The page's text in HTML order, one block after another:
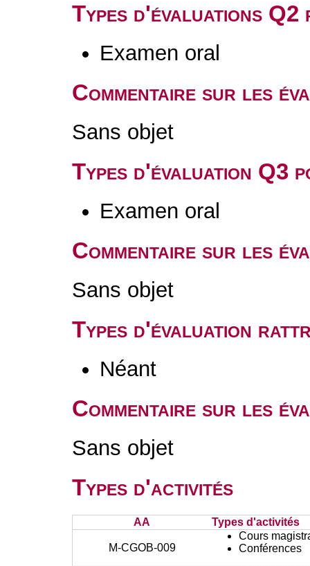
Types d'évaluations
Examen oral
Commentaire sur les
Sans objet
Types d'évaluation Q3
Examen oral
Commentaire sur les
Sans objet
Types d'évaluation
Néant
Commentaire sur les
Sans objet
Types d'activités
AA Types d'activités
M-CGOB-009
Cours
Conférences